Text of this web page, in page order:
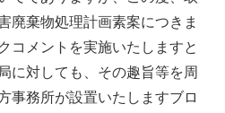
廃棄物処理計画素案につきま
コメントを実施いたしますと
に対しても、その趣旨等を周
事務所が設置いたしますブロ